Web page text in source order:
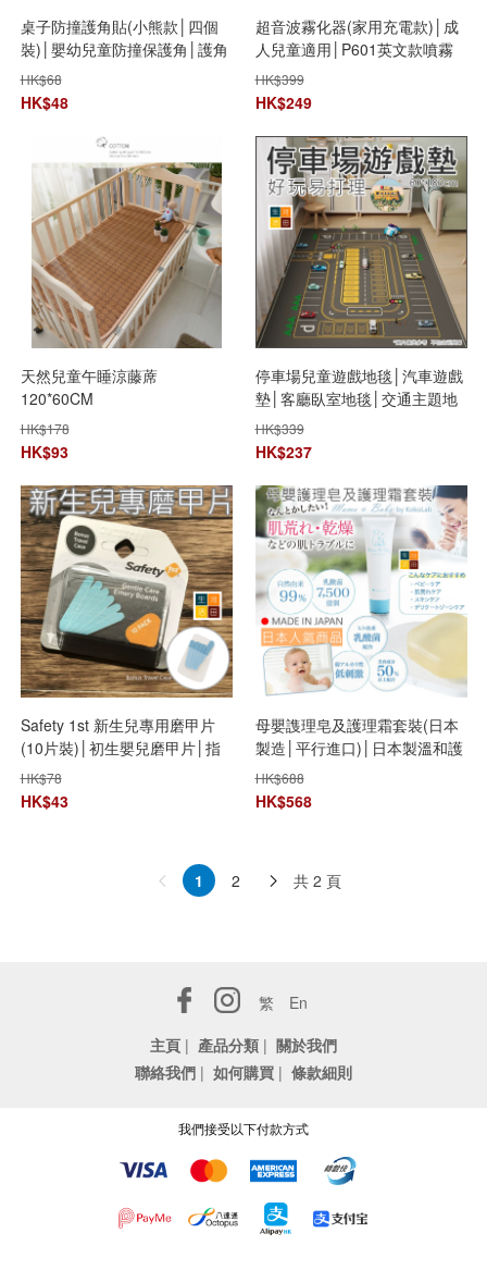
桌子防撞護角貼(小熊款│四個
裝)│嬰幼兒童防撞保護角│護角
防撞條│安全包邊軟床角貼│直
角保護套
HK$68
HK$48
超音波霧化器(家用充電款)│成
人兒童適用│P601英文款噴霧
器│霧化加濕器│肌膚保濕器│改
善呼吸道健康
HK$399
HK$249
天然兒童午睡涼藤蓆
120*60CM
HK$178
HK$93
停車場兒童遊戲地毯│汽車遊戲
墊│客廳臥室地毯│交通主題地
毯│創意遊戲地墊│防水防滑地
墊
HK$339
HK$237
Safety 1st 新生兒專用磨甲片
(10片裝)│初生嬰兒磨甲片│指
甲護理器│安全磨甲片│指甲修
整片
HK$78
HK$43
母嬰謢理皂及護理霜套裝(日本
製造│平行進口)│日本製溫和護
理套裝│母嬰滋潤護理包│親子
護理組合
HK$688
HK$568
1 2 共 2 頁
繁
En
主頁 | 產品分類 | 關於我們
聯絡我們 | 如何購買 | 條款細則
我們接受以下付款方式